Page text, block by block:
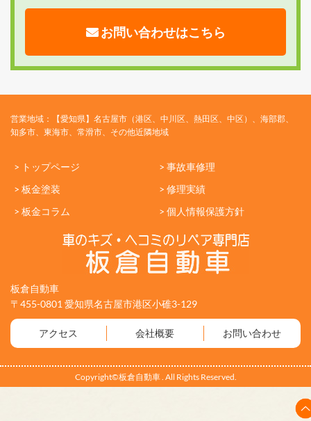
お問い合わせはこちら
営業地域：【愛知県】名古屋市（港区、中川区、熱田区、中区）、海部郡、
知多市、東海市、常滑市、その他近隣地域
> トップページ
> 事故車修理
> 板金塗装
> 修理実績
> 板金コラム
> 個人情報保護方針
板倉自動車
〒455-0801 愛知県名古屋市港区小碓3-129
アクセス 会社概要 お問い合わせ
Copyright©板倉自動車 . All Rights Reserved.